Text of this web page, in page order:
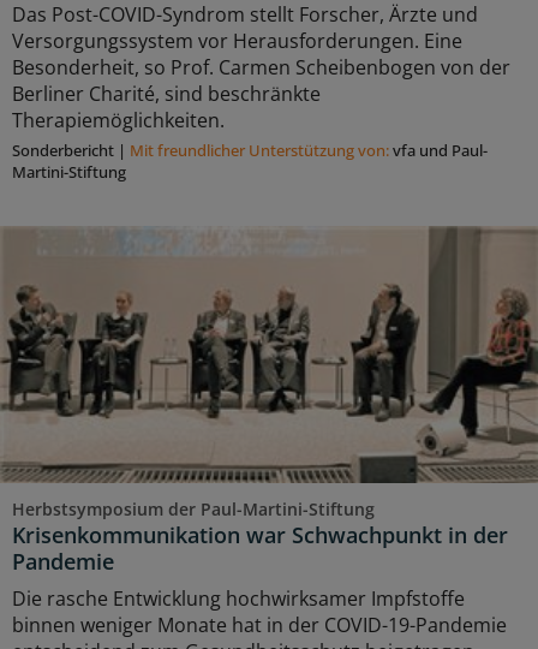
Das Post-COVID-Syndrom stellt Forscher, Ärzte und
Versorgungssystem vor Herausforderungen. Eine
Besonderheit, so Prof. Carmen Scheibenbogen von der
Berliner Charité, sind beschränkte
Therapiemöglichkeiten.
Sonderbericht | Mit freundlicher Unterstützung von:vfa und Paul-
Martini-Stiftung
Herbstsymposium der Paul-Martini-Stiftung
Krisenkommunikation war Schwachpunkt in der
Pandemie
Die rasche Entwicklung hochwirksamer Impfstoffe
binnen weniger Monate hat in der COVID-19-Pandemie